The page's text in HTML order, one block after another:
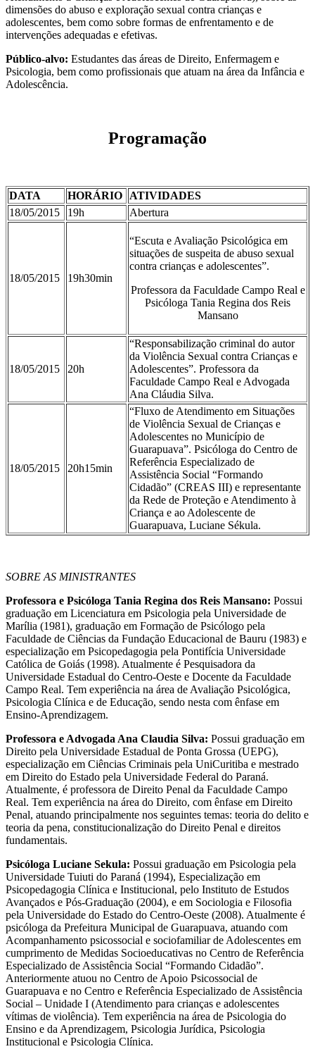
dimensões do abuso e exploração sexual contra crianças e
adolescentes, bem como sobre formas de enfrentamento e de
intervenções adequadas e efetivas.
Público-alvo: Estudantes das áreas de Direito, Enfermagem e
Psicologia, bem como profissionais que atuam na área da Infância e
Adolescência.
Programação
DATA HORÁRIO
ATIVIDADES
18/05/2015
19h Abertura
18/05/2015 19h30min
“Escuta e Avaliação Psicológica em
situações de suspeita de abuso sexual
contra crianças e adolescentes”.
Professora da Faculdade Campo Real e
Psicóloga Tania Regina dos Reis
Mansano
18/05/2015 20h
“Responsabilização criminal do autor
da Violência Sexual contra Crianças e
Adolescentes”. Professora da
Faculdade Campo Real e Advogada
Ana Cláudia Silva.
18/05/2015 20h15min
“Fluxo de Atendimento em Situações
de Violência Sexual de Crianças e
Adolescentes no Município de
Guarapuava”. Psicóloga do Centro de
Referência Especializado de
Assistência Social “Formando
Cidadão” (CREAS III) e representante
da Rede de Proteção e Atendimento à
Criança e ao Adolescente de
Guarapuava, Luciane Sékula.
SOBRE AS MINISTRANTES
Professora e Psicóloga Tania Regina dos Reis Mansano: Possui
graduação em Licenciatura em Psicologia pela Universidade de
Marília (1981), graduação em Formação de Psicólogo pela
Faculdade de Ciências da Fundação Educacional de Bauru (1983) e
especialização em Psicopedagogia pela Pontifícia Universidade
Católica de Goiás (1998). Atualmente é Pesquisadora da
Universidade Estadual do Centro-Oeste e Docente da Faculdade
Campo Real. Tem experiência na área de Avaliação Psicológica,
Psicologia Clínica e de Educação, sendo nesta com ênfase em
Ensino-Aprendizagem.
Professora e Advogada Ana Claudia Silva: Possui graduação em
Direito pela Universidade Estadual de Ponta Grossa (UEPG),
especialização em Ciências Criminais pela UniCuritiba e mestrado
em Direito do Estado pela Universidade Federal do Paraná.
Atualmente, é professora de Direito Penal da Faculdade Campo
Real. Tem experiência na área do Direito, com ênfase em Direito
Penal, atuando principalmente nos seguintes temas: teoria do delito e
teoria da pena, constitucionalização do Direito Penal e direitos
fundamentais.
Psicóloga Luciane Sekula: Possui graduação em Psicologia pela
Universidade Tuiuti do Paraná (1994), Especialização em
Psicopedagogia Clínica e Institucional, pelo Instituto de Estudos
Avançados e Pós-Graduação (2004), e em Sociologia e Filosofia
pela Universidade do Estado do Centro-Oeste (2008). Atualmente é
psicóloga da Prefeitura Municipal de Guarapuava, atuando com
Acompanhamento psicossocial e sociofamiliar de Adolescentes em
cumprimento de Medidas Socioeducativas no Centro de Referência
Especializado de Assistência Social “Formando Cidadão”.
Anteriormente atuou no Centro de Apoio Psicossocial de
Guarapuava e no Centro e Referência Especializado de Assistência
Social – Unidade I (Atendimento para crianças e adolescentes
vítimas de violência). Tem experiência na área de Psicologia do
Ensino e da Aprendizagem, Psicologia Jurídica, Psicologia
Institucional e Psicologia Clínica.